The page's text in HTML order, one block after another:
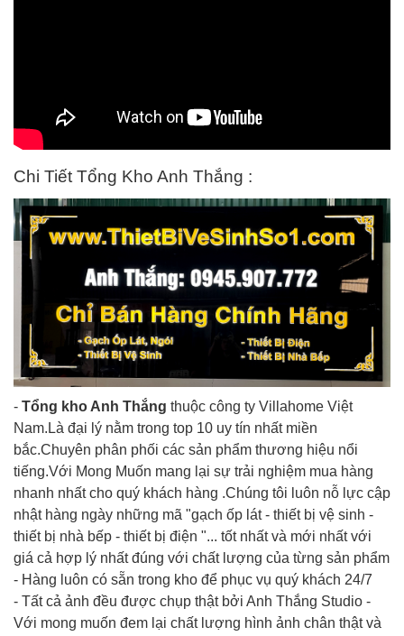
Chi Tiết Tổng Kho Anh Thắng :
- Tổng kho Anh Thắng thuộc công ty Villahome Việt
Nam.Là đại lý nằm trong top 10 uy tín nhất miền
bắc.Chuyên phân phối các sản phẩm thương hiệu nổi
tiếng.Với Mong Muốn mang lại sự trải nghiệm mua hàng
nhanh nhất cho quý khách hàng .Chúng tôi luôn nỗ lực cập
nhật hàng ngày những mã "gạch ốp lát - thiết bị vệ sinh -
thiết bị nhà bếp - thiết bị điện "... tốt nhất và mới nhất với
giá cả hợp lý nhất đúng với chất lượng của từng sản phẩm
- Hàng luôn có sẵn trong kho để phục vụ quý khách 24/7
- Tất cả ảnh đều được chụp thật bởi Anh Thắng Studio -
Với mong muốn đem lại chất lượng hình ảnh chân thật và